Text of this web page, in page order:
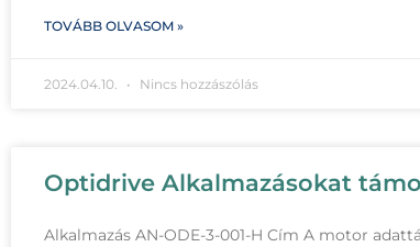
TOVÁBB OLVASOM »
2024.04.10. Nincs hozzászólás
Optidrive Alkalmazásokat
Alkalmazás AN-ODE-3-001-H Cím A motor